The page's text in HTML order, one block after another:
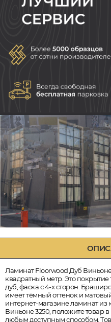
Ламинат Floorwood Дуб Виньоне
квадратный метр. Это
дуб, фаска с 4-х сторон.
имеет тёмный оттенок и
интернет-магазине ламинат
Виньоне 3250, положите товар
любым доступным способом.